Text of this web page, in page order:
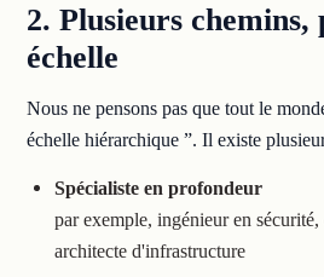
2. Plusieurs chemins,
échelle
Nous ne pensons pas que tout le
échelle hiérarchique ”. Il existe
Spécialiste en profondeur
par exemple, ingénieur en
architecte d'infrastructure